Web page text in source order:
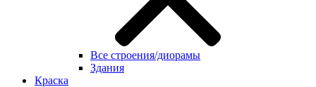
Все строения/диорамы
Здания
Краска